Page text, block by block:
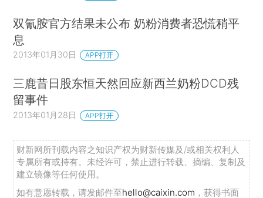
双氰胺官方结果未公布 奶粉消费者恐慌稍平
息
2013年01月30日 APP打开
三鹿昔日股东恒天然回应新西兰奶粉DCD残
留事件
2013年01月28日 APP打开
财新网所刊载内容之知识产权为财新传媒及/或相关权利人
专属所有或持有。未经许可，禁止进行转载、摘编、复制及
建立镜像等任何使用。
如有意愿转载，请发邮件至hello@caixin.com ，获得书面